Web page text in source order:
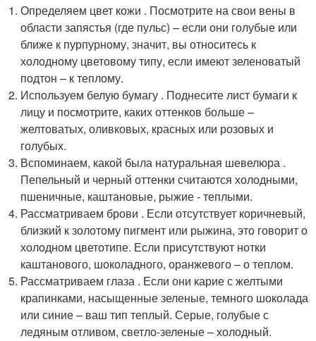
Определяем цвет кожи . Посмотрите на свои вены в
области запястья (где пульс) – если они голубые или
ближе к пурпурному, значит, вы относитесь к
холодному цветовому типу, если имеют зеленоватый
подтон – к теплому.
Используем белую бумагу . Поднесите лист бумаги к
лицу и посмотрите, каких оттенков больше –
желтоватых, оливковых, красных или розовых и
голубых.
Вспоминаем, какой была натуральная шевелюра .
Пепельный и черный оттенки считаются холодными,
пшеничные, каштановые, рыжие - теплыми.
Рассматриваем брови . Если отсутствует коричневый,
близкий к золотому пигмент или рыжина, это говорит о
холодном цветотипе. Если присутствуют нотки
каштанового, шоколадного, оранжевого – о теплом.
Рассматриваем глаза . Если они карие с желтыми
крапинками, насыщенные зеленые, темного шоколада
или синие – ваш тип теплый. Серые, голубые с
ледяным отливом, светло-зеленые – холодный.